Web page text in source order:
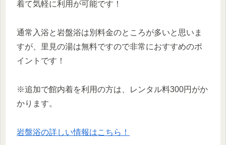
着て気軽に利用が可能です！
通常入浴と岩盤浴は別料金のところが多いと思いま
すが、里見の湯は無料ですので非常におすすめのポ
イントです！
※追加で館内着を利用の方は、レンタル料300円がか
かります。
岩盤浴の詳しい情報はこちら！